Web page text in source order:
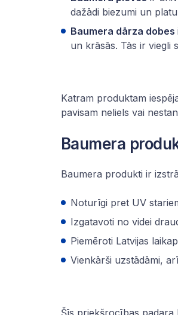
dažādi biezumi un
Baumera dārza dobes
un krāsās. Tās ir viegli
Katram produktam
pavisam neliels vai
Baumera
Baumera produkti ir
Noturīgi pret UV
Izgatavoti no videi
Piemēroti Latvijas
Vienkārši uzstādāmi,
Šīs priekšrocības